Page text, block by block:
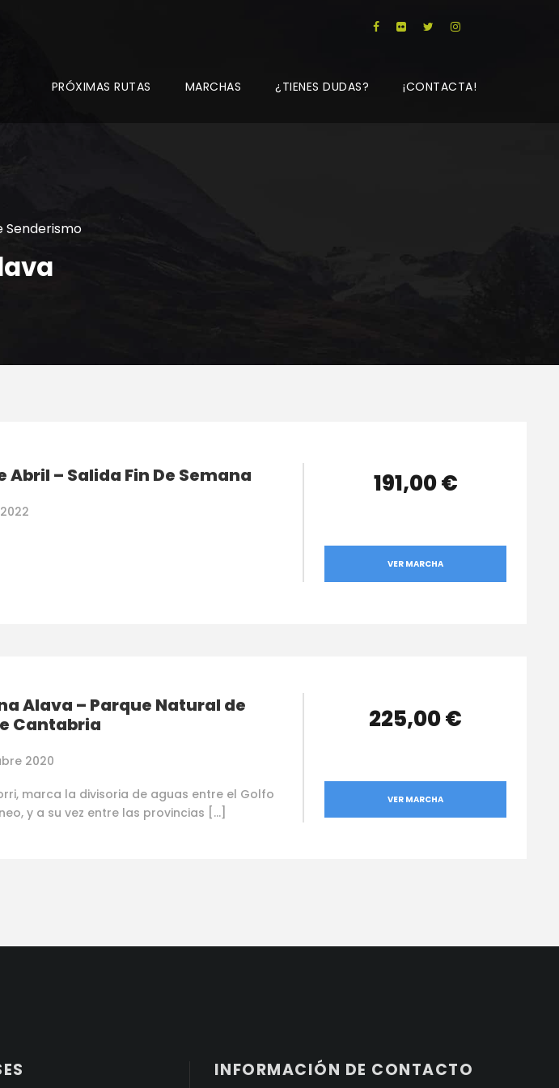
PRÓXIMAS RUTAS MARCHAS ¿TIENES DUDAS? ¡CONTACTA!
Senderismo
Abril – Salida Fin De Semana 191,00 €
VER MARCHA
Alava – Parque Natural de
Cantabria
2020
marca la divisoria de aguas entre el Golfo
y a su vez entre las provincias […]
225,00 €
VER MARCHA
INFORMACIÓN DE CONTACTO